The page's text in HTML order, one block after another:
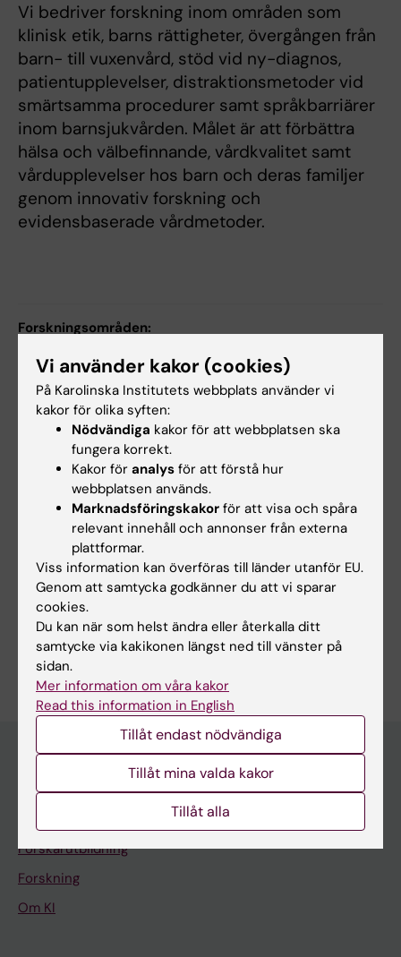
Vi bedriver forskning inom områden som
klinisk etik, barns rättigheter, övergången från
barn- till vuxenvård, stöd vid ny-diagnos,
patientupplevelser, distraktionsmetoder vid
smärtsamma procedurer samt språkbarriärer
inom barnsjukvården. Målet är att förbättra
hälsa och välbefinnande, vårdkvalitet samt
vårdupplevelser hos barn och deras familjer
genom innovativ forskning och
evidensbaserade vårdmetoder.
Forskningsområden:
Forskningsämnen:
Pediatrisk omvårdnad
Innehållsgranskare:
Cecilia Bartholdson
Sidan uppdaterad:2026-07-31
Dela
Huvudmeny
Forskarutbildning
Forskning
Om KI
Vi använder kakor (cookies)
På Karolinska Institutets webbplats använder vi
kakor för olika syften:
Nödvändiga kakor för att webbplatsen ska
fungera korrekt.
Kakor för analys för att förstå hur
webbplatsen används.
Marknadsföringskakor för att visa och spåra
relevant innehåll och annonser från externa
plattformar.
Viss information kan överföras till länder utanför EU.
Genom att samtycka godkänner du att vi sparar
cookies.
Du kan när som helst ändra eller återkalla ditt
samtycke via kakikonen längst ned till vänster på
sidan.
Mer information om våra kakor
Read this information in English
Tillåt endast nödvändiga
Tillåt mina valda kakor
Tillåt alla